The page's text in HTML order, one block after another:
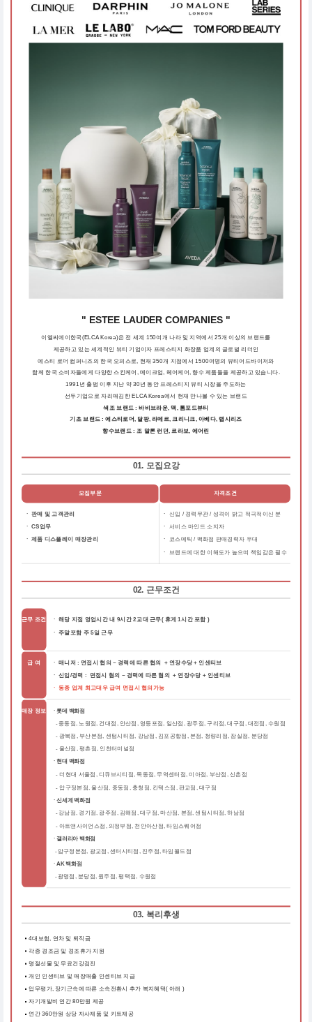
" ESTEE LAUDER COMPANIES "
이엘씨에이한국(ELCA Korea)은 전 세계 150여개 나라 및 지역에서 25개 이상의 브랜드를
제공하고 있는 세계적인 뷰티 기업이자 프레스티지 화장품 업계의 글로벌 리더인
에스티 로더 컴퍼니즈의 한국 오피스로, 현재 350개 지점에서 1500여명의 뷰티어드바이저와
함께 한국 소비자들에게 다양한 스킨케어, 메이크업, 헤어케어, 향수 제품들을 제공하고 있습니다.
1991년 출범 이후 지난 약 30년 동안 프레스티지 뷰티 시장을 주도하는
선두기업으로 자리매김한 ELCA Korea에서 현재 만나볼 수 있는 브랜드
색조 브랜드 : 바비브라운, 맥, 톰포드뷰티
기초 브랜드 : 에스티로더, 달팡, 라메르, 크리니크, 아베다, 랩시리즈
향수브랜드 : 조 말론 런던, 르라보, 에어린
01. 모집요강
모집부문 자격조건
ㆍ 판매 및 고객관리
ㆍ CS업무
ㆍ 제품 디스플레이 매장관리
ㆍ
신입 / 경력무관 / 성격이 밝고 적극적이신 분
ㆍ
서비스 마인드 소지자
ㆍ
코스메틱 / 백화점 판매경력자 우대
ㆍ
브랜드에 대한 이해도가 높으며 책임감은 필수
02. 근무조건
근무 조건
ㆍ 해당 지점 영업시간 내 9시간 2교대 근무( 휴게 1시간 포함 )
ㆍ 주말포함 주 5일 근무
급 여 ㆍ 매니저 : 면접시 협의 ~ 경력에 따른 협의 + 연장수당 + 인센티브
ㆍ 신입/경력 : 면접시 협의 ~ 경력에 따른 협의 + 연장수당 + 인센티브
ㆍ 동종 업계 최고대우 급여 면접시 협의가능
매장 정보 ㆍ롯데 백화점
-중동점, 노원점, 건대점, 안산점, 영등포점, 일산점, 광주점, 구리점, 대구점, 대전점, 수원점
- 광복점, 부산본점, 센텀시티점, 강남점, 김포공항점, 본점, 청량리점, 잠실점, 분당점
- 울산점, 평촌점, 인천터미널점
ㆍ현대 백화점
- 더현대 서울점, 디큐브시티점, 목동점, 무역센터점, 미아점, 부산점, 신촌점
- 압구정본점, 울산점, 중동점, 충청점, 킨텍스점, 판교점, 대구점
ㆍ신세계 백화점
- 강남점, 경기점, 광주점, 김해점, 대구점, 마산점, 본점, 센텀시티점, 하남점
- 아트앤사이언스점, 의정부점, 천안아산점, 타임스퀘어점
ㆍ갤러리아 백화점
-압구정본점, 광교점, 센터시티점, 진주점, 타임월드점
ㆍAK 백화점
-광명점, 분당점, 원주점, 평택점, 수원점
03. 복리후생
4대보험, 연차 및 퇴직금
각종 경조금 및 경조휴가 지원
명절선물 및 무료건강검진
개인 인센티브 및 매장매출 인센티브 지급
업무평가, 장기근속에 따른 소속전환시 추가 복지혜택( 아래 )
자기개발비 연간 80만원 제공
연간 360만원 상당 자사제품 및 키트제공